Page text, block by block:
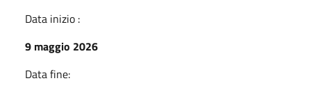
Data inizio :
9 maggio 2026
Data fine: